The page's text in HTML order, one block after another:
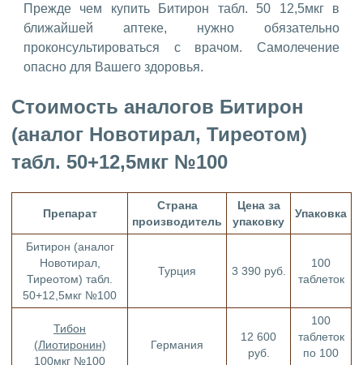
Прежде чем купить Битирон табл. 50 12,5мкг в
ближайшей аптеке, нужно обязательно
проконсультироваться с врачом. Самолечение
опасно для Вашего здоровья.
Стоимость аналогов Битирон
(аналог Новотирал, Тиреотом)
табл. 50+12,5мкг №100
Препарат
Страна
производитель
Цена за
упаковку
Упаковка
Битирон (аналог
Новотирал,
Тиреотом) табл.
50+12,5мкг №100
Турция 3 390 руб.
100
таблеток
Тибон
(Лиотиронин)
100мкг №100
Германия
12 600
руб.
100
таблеток
по 100